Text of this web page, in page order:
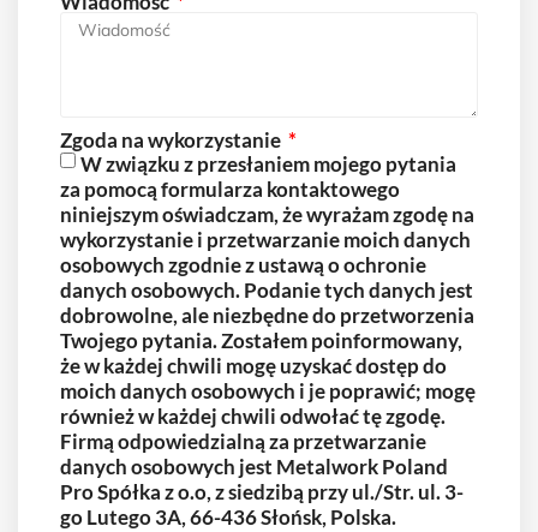
Zgoda na wykorzystanie
W związku z przesłaniem mojego pytania
za pomocą formularza kontaktowego
niniejszym oświadczam, że wyrażam zgodę na
wykorzystanie i przetwarzanie moich danych
osobowych zgodnie z ustawą o ochronie
danych osobowych. Podanie tych danych jest
dobrowolne, ale niezbędne do przetworzenia
Twojego pytania. Zostałem poinformowany,
że w każdej chwili mogę uzyskać dostęp do
moich danych osobowych i je poprawić; mogę
również w każdej chwili odwołać tę zgodę.
Firmą odpowiedzialną za przetwarzanie
danych osobowych jest Metalwork Poland
Pro Spółka z o.o, z siedzibą przy ul./Str. ul. 3-
go Lutego 3A, 66-436 Słońsk, Polska.